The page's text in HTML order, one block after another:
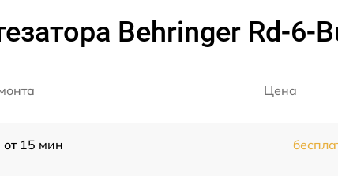
Behringer Rd-6-
Цена
от 15 мин